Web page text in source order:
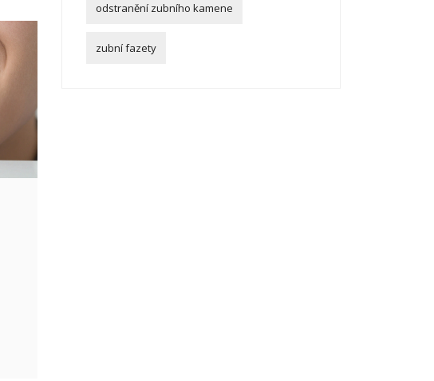
odstranění zubního kamene
zubní fazety